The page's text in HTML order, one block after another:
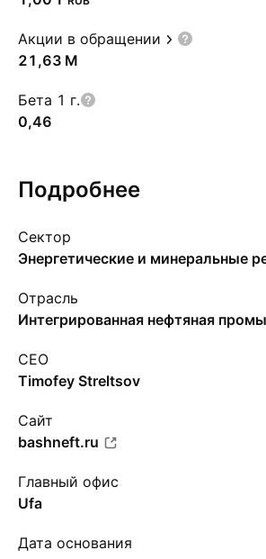
Акции в обращении
‪21,63 M‬
Бета 1 г.
0,46
Подробнее
Сектор
Энергетические и минеральные
Отрасль
Интегрированная нефтяная
CEO
Timofey Streltsov
Сайт
bashneft.ru
Главный офис
Ufa
Дата основания